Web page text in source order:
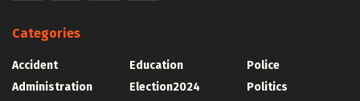
Categories
Accident
Administration
Education
Election2024
Police
Politics